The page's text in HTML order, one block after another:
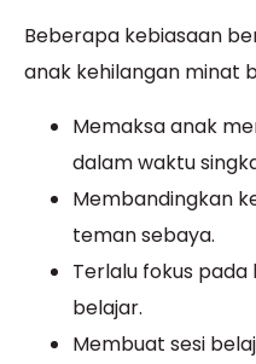
Beberapa kebiasaan
anak kehilangan minat
Memaksa anak
dalam waktu
Membandingkan
teman sebaya.
Terlalu fokus
belajar.
Membuat sesi